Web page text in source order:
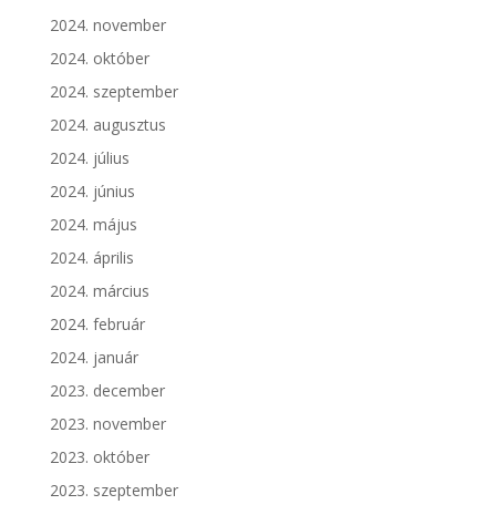
2024. november
2024. október
2024. szeptember
2024. augusztus
2024. július
2024. június
2024. május
2024. április
2024. március
2024. február
2024. január
2023. december
2023. november
2023. október
2023. szeptember